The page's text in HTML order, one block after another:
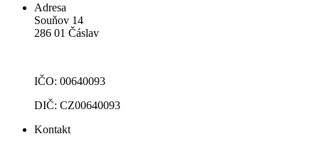
Adresa
Souňov 14
286 01 Čáslav
IČO: 00640093
DIČ: CZ00640093
Kontakt